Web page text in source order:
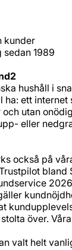
kunder
1989
hushåll i
ett internet
utan
eller
också på
bland
över.
valt helt